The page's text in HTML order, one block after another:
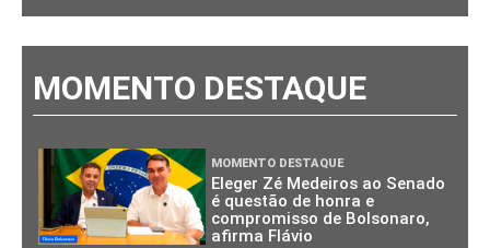
MOMENTO DESTAQUE
MOMENTO DESTAQUE
Eleger Zé Medeiros ao Senado
é questão de honra e
compromisso de Bolsonaro,
afirma Flávio